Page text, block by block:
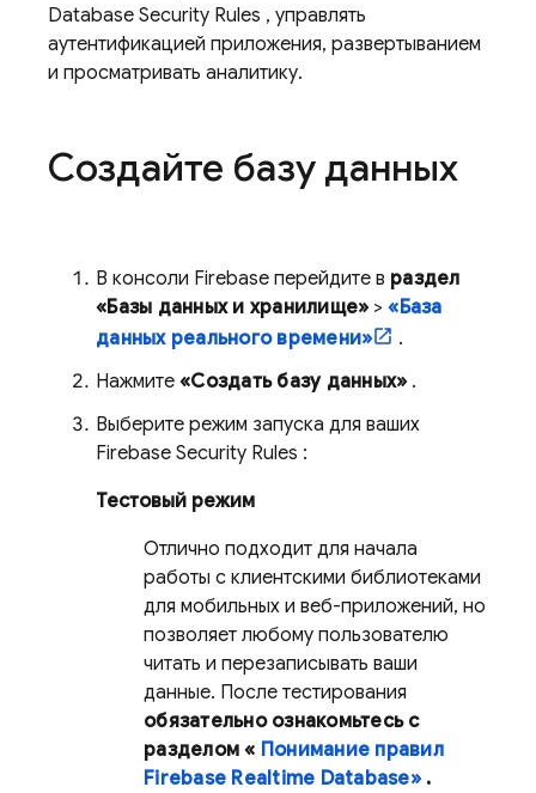
Database Security Rules , управлять
аутентификацией приложения, развертыванием
и просматривать аналитику.
Создайте базу данных
В консоли Firebase перейдите в раздел
«Базы данных и хранилище» >«База
данных реального времени»
.
Нажмите «Создать базу данных» .
Выберите режим запуска для ваших
Firebase Security Rules :
Тестовый режим
Отлично подходит для начала
работы с клиентскими библиотеками
для мобильных и веб-приложений, но
позволяет любому пользователю
читать и перезаписывать ваши
данные. После тестирования
обязательно ознакомьтесь с
разделом « Понимание правил
Firebase Realtime Database».